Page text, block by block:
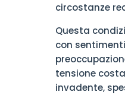
circostanze
Questa
con
tensione
invadente,